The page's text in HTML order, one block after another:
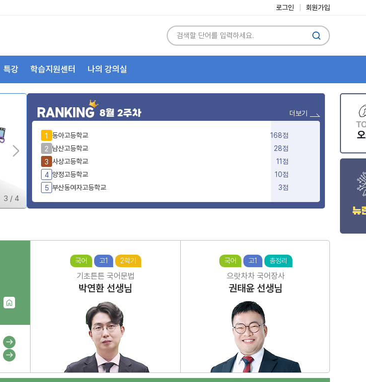
로그인 회원가입
특강 학습지원센터 나의 강의실
4 / 4
RANKING 8월 2주차 더보기
1 동아고등학교
168점
2 남산고등학교
28점
3 사상고등학교
11점
4 양정고등학교
10점
5 부산동여자고등학교 3점
국어 고1 2학기
기초튼튼 국어문법
박연환 선생님
국어 고1 총정리
으랏차차 국어장사
권태윤 선생님